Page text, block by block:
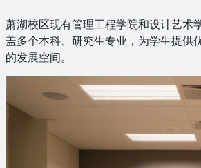
萧湖校区现有管理工程学院和设计艺术
盖多个本科、研究生专业，为学生提供
的发展空间。